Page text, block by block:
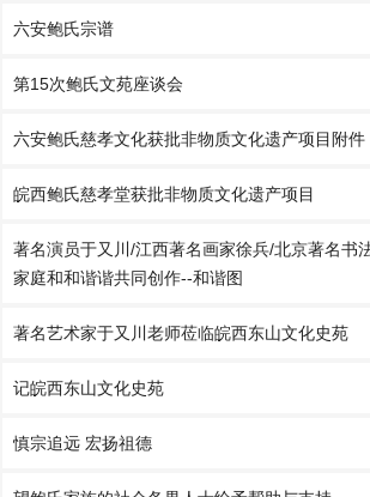
六安鲍氏宗谱
第15次鲍氏文苑座谈会
六安鲍氏慈孝文化获批非物质文化遗产项目附件
皖西鲍氏慈孝堂获批非物质文化遗产项目
著名演员于又川/江西著名画家徐兵/北京著名书
家庭和和谐谐共同创作--和谐图
著名艺术家于又川老师莅临皖西东山文化史苑
记皖西东山文化史苑
慎宗追远 宏扬祖德